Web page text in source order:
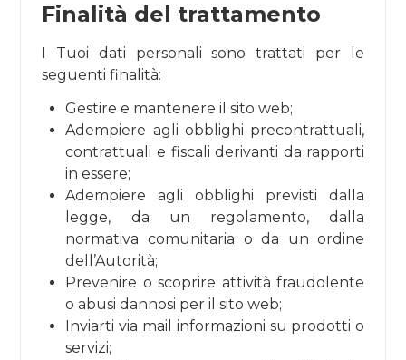
Finalità del trattamento
I Tuoi dati personali sono trattati per le
seguenti finalità:
Gestire e mantenere il sito web;
Adempiere agli obblighi precontrattuali,
contrattuali e fiscali derivanti da rapporti
in essere;
Adempiere agli obblighi previsti dalla
legge, da un regolamento, dalla
normativa comunitaria o da un ordine
dell’Autorità;
Prevenire o scoprire attività fraudolente
o abusi dannosi per il sito web;
Inviarti via mail informazioni su prodotti o
servizi;